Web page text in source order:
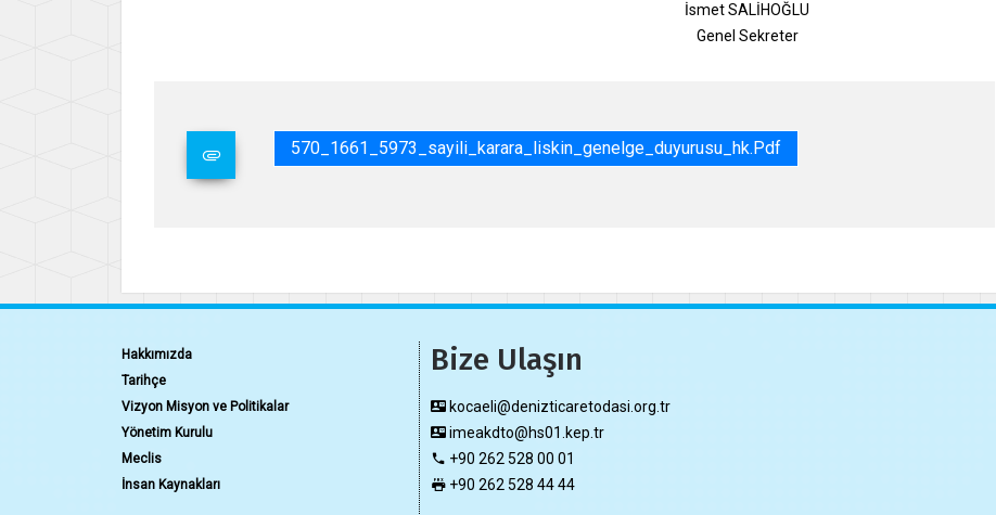
İsmet SALİHOĞLU
Genel Sekreter
570_1661_5973_sayili_karara_liskin_genelge_duyurusu_hk.pdf
Hakkımızda
Tarihçe
Vizyon Misyon ve Politikalar
Yönetim Kurulu
Meclis
İnsan Kaynakları
Bize Ulaşın
kocaeli@denizticaretodasi.org.tr
imeakdto@hs01.kep.tr
+90 262 528 00 01
+90 262 528 44 44